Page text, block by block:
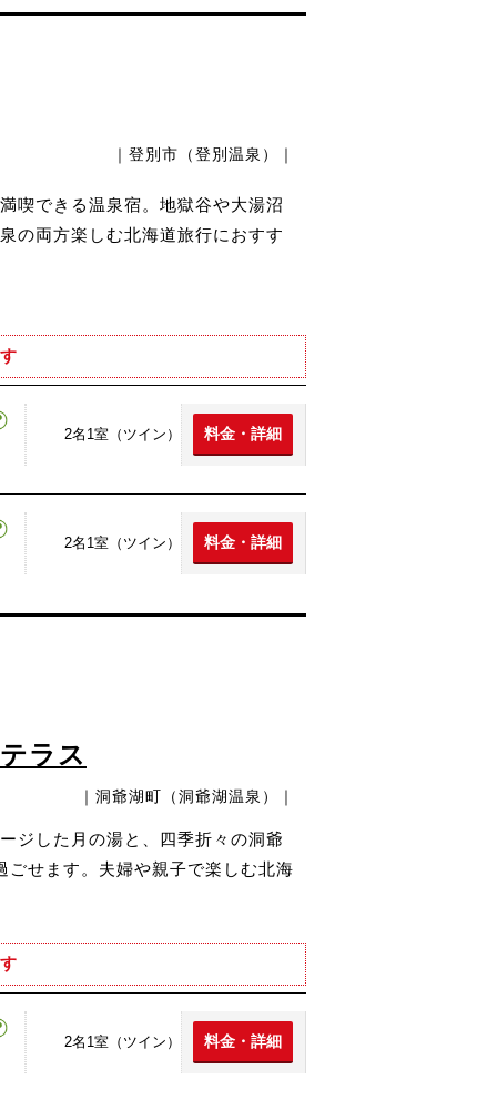
｜登別市（登別温泉）｜
喫できる温泉宿。地獄谷や大湯沼
の両方楽しむ北海道旅行におすす
2名1室（ツイン）
料金・詳細
2名1室（ツイン）
料金・詳細
ラス
｜洞爺湖町（洞爺湖温泉）｜
ジした月の湯と、四季折々の洞爺
せます。夫婦や親子で楽しむ北海
2名1室（ツイン）
料金・詳細